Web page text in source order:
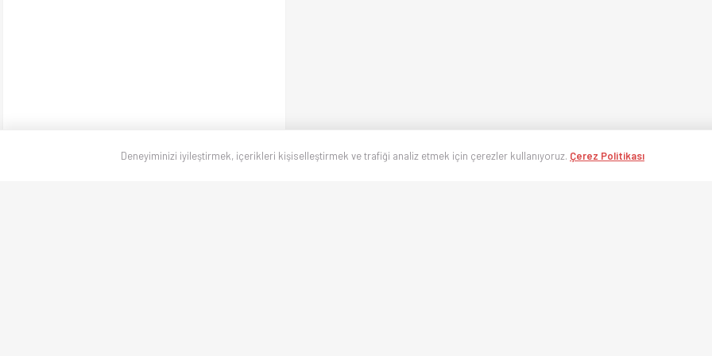
Deneyiminizi iyileştirmek, içerikleri kişiselleştirmek ve trafiği analiz etmek için çerezler kullanıyoruz. Çerez Politikası